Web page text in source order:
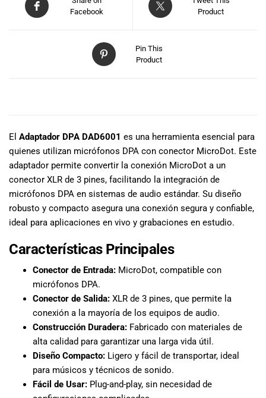
competitivos y
para nuestros
clientes. Ven a
compra en
de nuestra
página web y
recibe tu
pedido en la
comodidad de
tu hogar.
mundo de la
Import Music
Facebook
Product
Pin This
Product
El Adaptador DPA DAD6001 es una herramienta esencial para
quienes utilizan micrófonos DPA con conector MicroDot. Este
adaptador permite convertir la conexión MicroDot a un
conector XLR de 3 pines, facilitando la integración de
micrófonos DPA en sistemas de audio estándar. Su diseño
robusto y compacto asegura una conexión segura y confiable,
ideal para aplicaciones en vivo y grabaciones en estudio.
Características Principales
Conector de Entrada: MicroDot, compatible con
micrófonos DPA.
Conector de Salida: XLR de 3 pines, que permite la
conexión a la mayoría de los equipos de audio.
Construcción Duradera: Fabricado con materiales de
alta calidad para garantizar una larga vida útil.
Diseño Compacto: Ligero y fácil de transportar, ideal
para músicos y técnicos de sonido.
Fácil de Usar: Plug-and-play, sin necesidad de